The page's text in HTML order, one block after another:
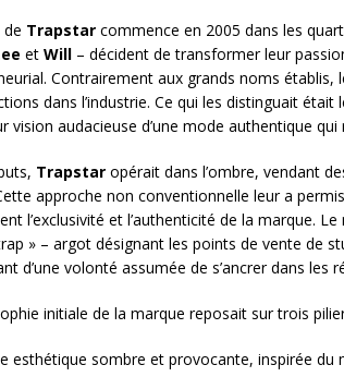
de Trapstar commence en 2005 dans les
et Will – décident de transformer leur
Contrairement aux grands noms établis,
dans l’industrie. Ce qui les distinguait
vision audacieuse d’une mode authentique
Trapstar opérait dans l’ombre, vendant
approche non conventionnelle leur a
l’exclusivité et l’authenticité de la marque.
» – argot désignant les points de vente de
d’une volonté assumée de s’ancrer dans les
initiale de la marque reposait sur trois
esthétique sombre et provocante, inspirée